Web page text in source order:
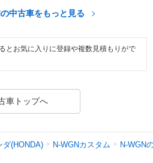
中古車をもっと見る
とお気に入りに登録や複数見積もりがで
車トップへ
ダ(HONDA) N-WGNカスタム N-WGN